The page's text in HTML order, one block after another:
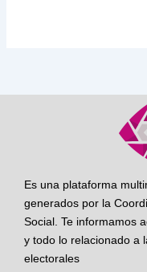
Es una plataforma
generados por la
Social. Te informamos
y todo lo relacionado a
electorales